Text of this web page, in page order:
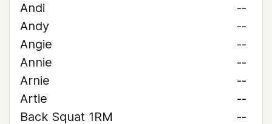
Andi
--
Andy
--
Angie
--
Annie
--
Arnie
--
Artie
--
Back Squat 1RM
--